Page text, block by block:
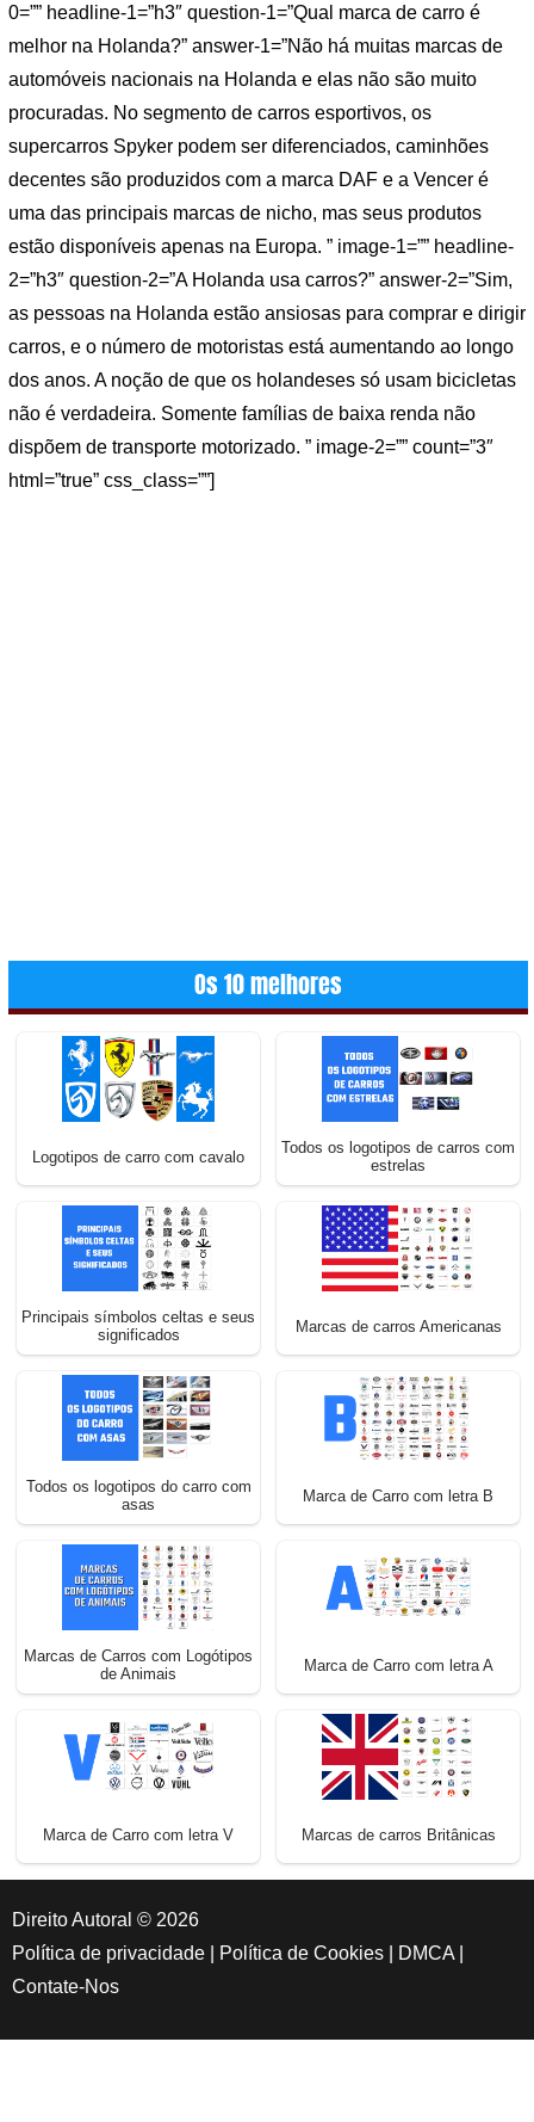
0=”” headline-1=”h3″ question-1=”Qual marca de carro é
melhor na Holanda?” answer-1=”Não há muitas marcas de
automóveis nacionais na Holanda e elas não são muito
procuradas. No segmento de carros esportivos, os
supercarros Spyker podem ser diferenciados, caminhões
decentes são produzidos com a marca DAF e a Vencer é
uma das principais marcas de nicho, mas seus produtos
estão disponíveis apenas na Europa. ” image-1=”” headline-
2=”h3″ question-2=”A Holanda usa carros?” answer-2=”Sim,
as pessoas na Holanda estão ansiosas para comprar e dirigir
carros, e o número de motoristas está aumentando ao longo
dos anos. A noção de que os holandeses só usam bicicletas
não é verdadeira. Somente famílias de baixa renda não
dispõem de transporte motorizado. ” image-2=”” count=”3″
html=”true” css_class=””]
Os 10 melhores
Logotipos de carro com cavalo
Todos os logotipos de carros com
estrelas
Principais símbolos celtas e seus
significados
Marcas de carros Americanas
Todos os logotipos do carro com
asas
Marca de Carro com letra B
Marcas de Carros com Logótipos
de Animais
Marca de Carro com letra A
Marca de Carro com letra V Marcas de carros Britânicas
Direito Autoral © 2026
Política de privacidade
Política de Cookies DMCA
Contate-Nos